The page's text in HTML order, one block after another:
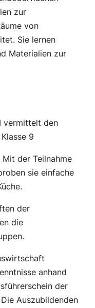
zur
von
Sie lernen
Materialien zur
vermittelt den
9
der Teilnahme
sie einfache
der
die
anhand
der
Auszubildenden